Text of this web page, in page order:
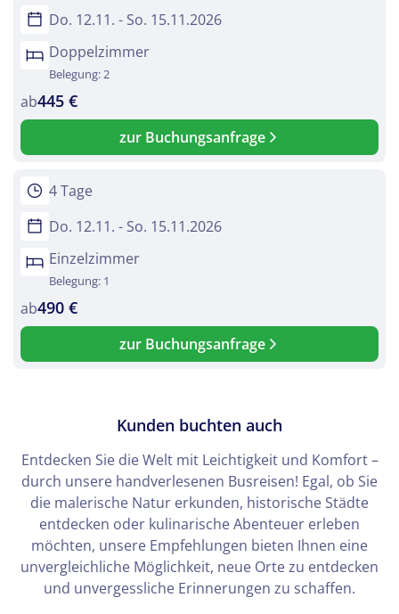
Do. 12.11. - So. 15.11.2026
Doppelzimmer
Belegung: 2
ab445 €
zur Buchungsanfrage
4 Tage
Do. 12.11. - So. 15.11.2026
Einzelzimmer
Belegung: 1
ab490 €
zur Buchungsanfrage
Kunden buchten auch
Entdecken Sie die Welt mit Leichtigkeit und Komfort –
durch unsere handverlesenen Busreisen! Egal, ob Sie
die malerische Natur erkunden, historische Städte
entdecken oder kulinarische Abenteuer erleben
möchten, unsere Empfehlungen bieten Ihnen eine
unvergleichliche Möglichkeit, neue Orte zu entdecken
und unvergessliche Erinnerungen zu schaffen.